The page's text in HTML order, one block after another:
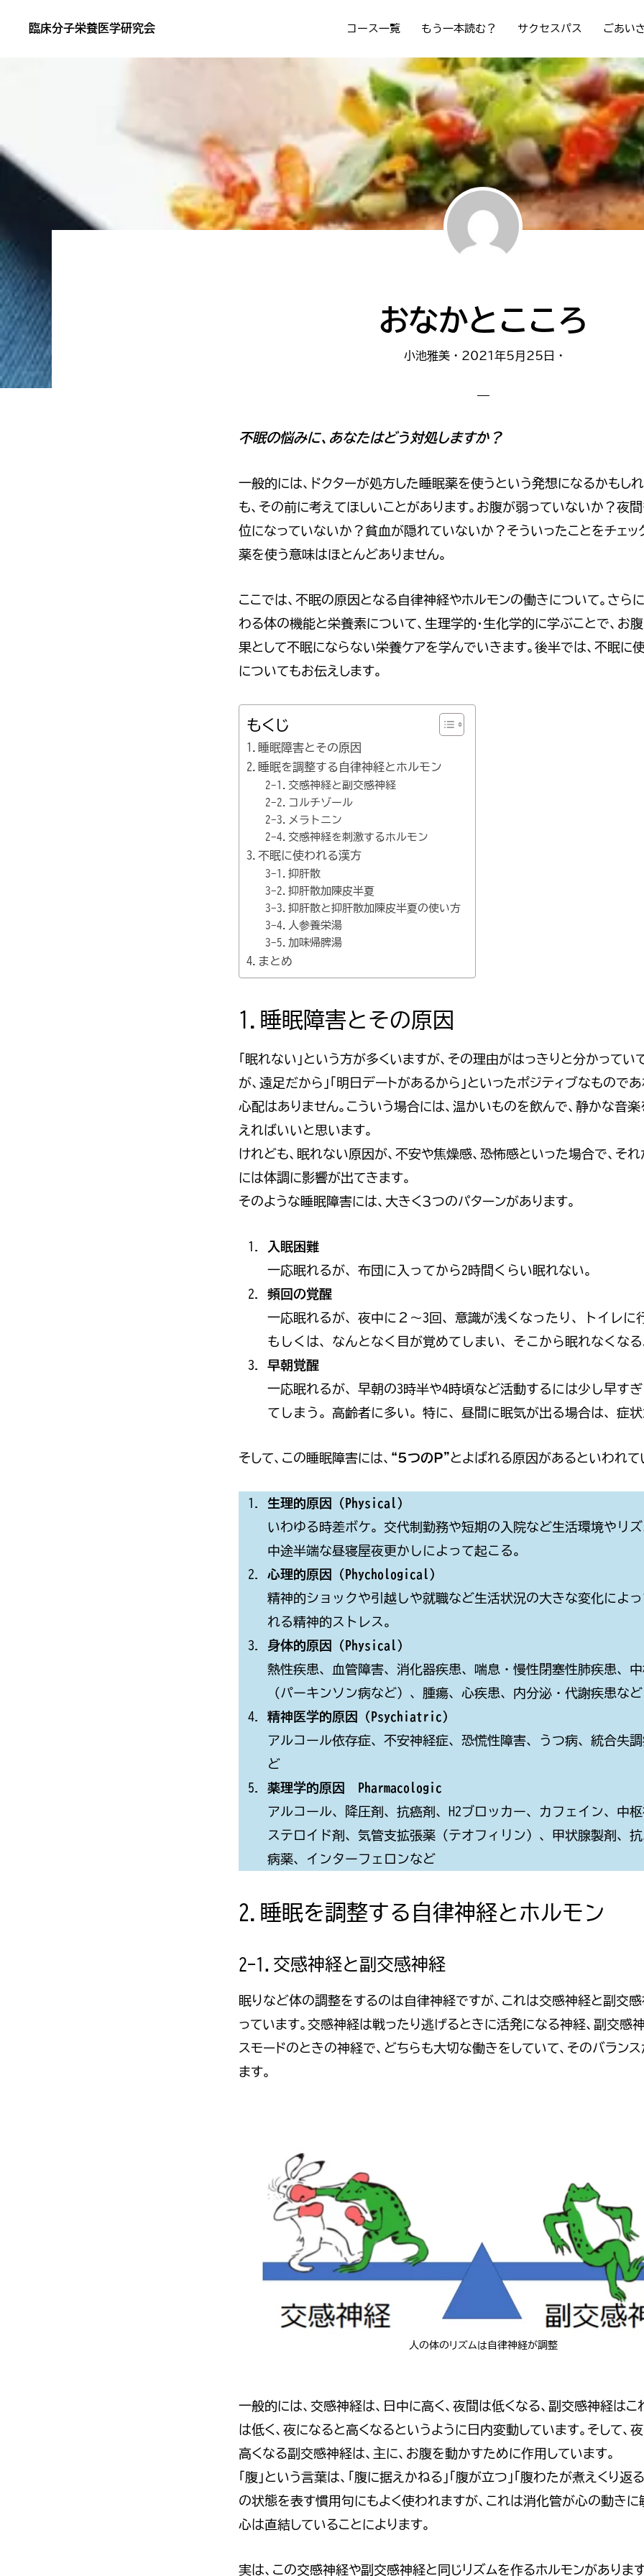
臨床分子栄養医学研究会
プ
リ
な
い
理
由
教
コース一覧 もう一本読む？ サクセスパス ごあい
おなかとこころ
小池雅美· 2021年5月25日 ·
不眠の悩みに、あなたはどう対処しますか？
一般的には、ドクターが処方した睡眠薬を使うという発想になるかもし
も、その前に考えてほしいことがあります。お腹が弱っていないか？夜
位になっていないか？貧血が隠れていないか？そういったことをチェッ
薬を使う意味はほとんどありません。
ここでは、不眠の原因となる自律神経やホルモンの働きについて。さら
わる体の機能と栄養素について、生理学的・生化学的に学ぶことで、お
果として不眠にならない栄養ケアを学んでいきます。後半では、不眠に
についてもお伝えします。
もくじ
1.睡眠障害とその原因
2.睡眠を調整する自律神経とホルモン
2-1.交感神経と副交感神経
2-2.コルチゾール
2-3.メラトニン
2-4.交感神経を刺激するホルモン
3.不眠に使われる漢方
3-1.抑肝散
3-2.抑肝散加陳皮半夏
3-3.抑肝散と抑肝散加陳皮半夏の使い方
3-4.人参養栄湯
3-5.加味帰脾湯
4.まとめ
1.睡眠障害とその原因
「眠れない」という方が多くいますが、その理由がはっきりと分かってい
が、遠足だから」「明日デートがあるから」といったポジティブなもので
心配はありません。こういう場合には、温かいものを飲んで、静かな音
えればいいと思います。
けれども、眠れない原因が、不安や焦燥感、恐怖感といった場合で、そ
には体調に影響が出てきます。
そのような睡眠障害には、大きく３つのパターンがあります。
入眠困難
一応眠れるが、布団に入ってから2時間くらい眠れない。
頻回の覚醒
一応眠れるが、夜中に２～3回、意識が浅くなったり、トイレに
もしくは、なんとなく目が覚めてしまい、そこから眠れなくなる
早朝覚醒
一応眠れるが、早朝の3時半や4時頃など活動するには少し早す
てしまう。高齢者に多い。特に、昼間に眠気が出る場合は、症状
そして、この睡眠障害には、 “5つのP”とよばれる原因があるといわれて
生理的原因（Physical）
いわゆる時差ボケ。交代制勤務や短期の入院など生活環境やリズ
中途半端な昼寝屋夜更かしによって起こる。
心理的原因（Phychological）
精神的ショックや引越しや就職など生活状況の大きな変化によ
れる精神的ストレス。
身体的原因（Physical）
熱性疾患、血管障害、消化器疾患、喘息・慢性閉塞性肺疾患、
（パーキンソン病など）、腫瘍、心疾患、内分泌・代謝疾患など
精神医学的原因（Psychiatric）
アルコール依存症、不安神経症、恐慌性障害、うつ病、統合失
ど
薬理学的原因 Pharmacologic
アルコール、降圧剤、抗癌剤、H2ブロッカー、カフェイン、中枢
ステロイド剤、気管支拡張薬（テオフィリン）、甲状腺製剤、
病薬、インターフェロンなど
2.睡眠を調整する自律神経とホルモン
2-1.交感神経と副交感神経
眠りなど体の調整をするのは自律神経ですが、これは交感神経と副交
っています。交感神経は戦ったり逃げるときに活発になる神経、副交感
スモードのときの神経で、どちらも大切な働きをしていて、そのバラン
ます。
人の体のリズムは自律神経が調整
一般的には、交感神経は、日中に高く、夜間は低くなる、副交感神経は
は低く、夜になると高くなるというように日内変動しています。そして、
高くなる副交感神経は、主に、お腹を動かすために作用しています。
「腹」という言葉は、「腹に据えかねる」「腹が立つ」「腹わたが煮えくり返
の状態を表す慣用句にもよく使われますが、これは消化管が心の動きに
心は直結していることによります。
実は、この交感神経や副交感神経と同じリズムを作るホルモンがありま